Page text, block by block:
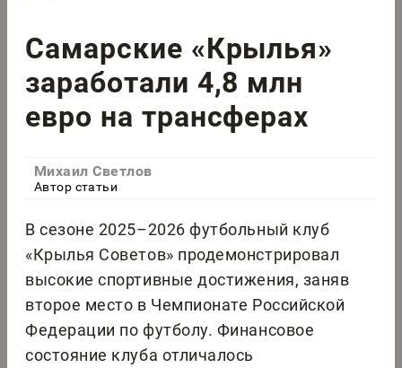
Самарские «Крылья»
заработали 4,8 млн
евро на трансферах
Михаил Светлов
Автор статьи
В сезоне 2025–2026 футбольный клуб
«Крылья Советов» продемонстрировал
высокие спортивные достижения, заняв
второе место в Чемпионате Российской
Федерации по футболу. Финансовое
состояние клуба отличалось